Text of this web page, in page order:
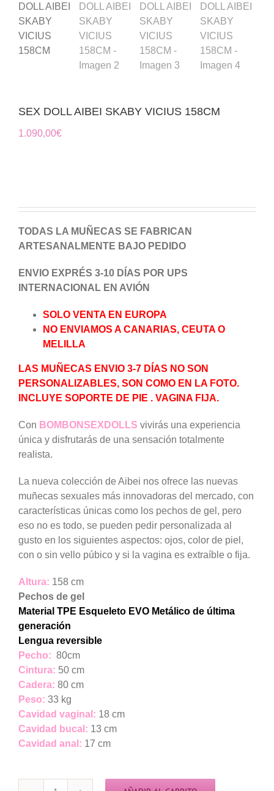
SEX DOLL AIBEI SKABY VICIUS 158CM
1.090,00€
TODAS LA MUÑECAS SE FABRICAN
ARTESANALMENTE BAJO PEDIDO
ENVIO EXPRÉS 3-10 DÍAS POR UPS
INTERNACIONAL EN AVIÓN
SOLO VENTA EN EUROPA
NO ENVIAMOS A CANARIAS, CEUTA O
MELILLA
LAS MUÑECAS ENVIO 3-7 DÍAS NO SON
PERSONALIZABLES, SON COMO EN LA FOTO.
INCLUYE SOPORTE DE PIE . VAGINA FIJA.
Con BOMBONSEXDOLLS vivirás una experiencia
única y disfrutarás de una sensación totalmente
realista.
La nueva colección de Aibei nos ofrece las nuevas
muñecas sexuales más innovadoras del mercado, con
características únicas como los pechos de gel, pero
eso no es todo, se pueden pedir personalizada al
gusto en los siguientes aspectos: ojos, color de piel,
con o sin vello púbico y si la vagina es extraíble o fija.
Altura: 158 cm
Pechos de gel
Material TPE Esqueleto EVO Metálico de última
generación
Lengua reversible
Pecho: 80cm
Cintura: 50 cm
Cadera: 80 cm
Peso: 33 kg
Cavidad vaginal: 18 cm
Cavidad bucal: 13 cm
Cavidad anal: 17 cm